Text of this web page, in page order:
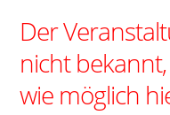
Der
nicht
wie möglich